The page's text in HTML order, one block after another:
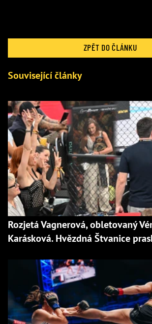
ZPĚT DO ČLÁNKU
Související články
Rozjetá Vagnerová, obletovaný
Karásková. Hvězdná Štvanice